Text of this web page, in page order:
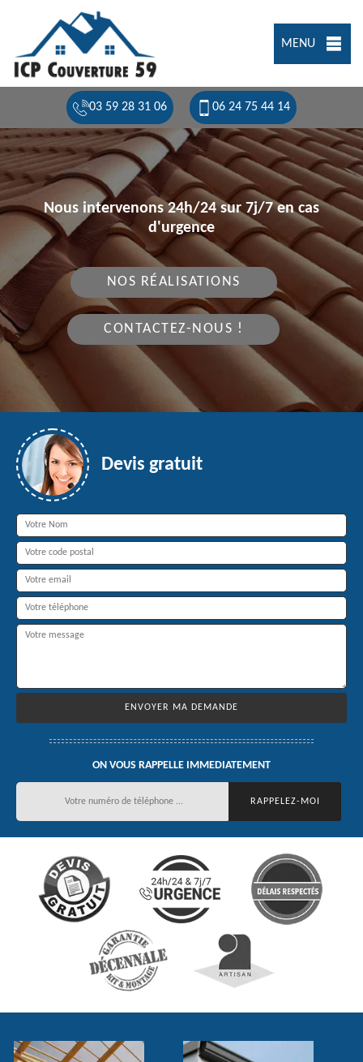
MENU
03 59 28 31 06 06 24 75 44 14
Nous intervenons 24h/24 sur 7j/7 en cas
d'urgence
NOS RÉALISATIONS
CONTACTEZ-NOUS !
Devis gratuit
ON VOUS RAPPELLE IMMEDIATEMENT